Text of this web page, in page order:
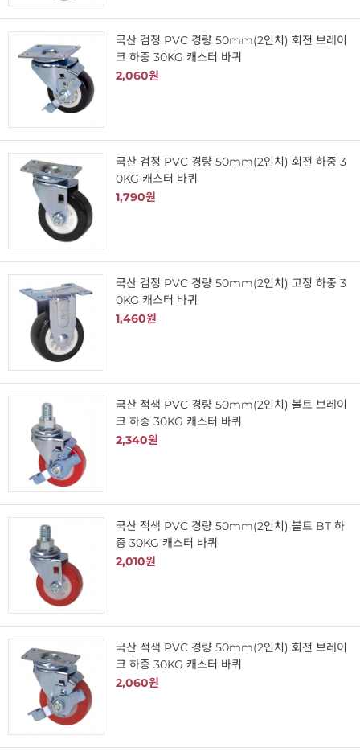
국산 검정 PVC 경량 50mm(2인치) 회전 브레이
크 하중 30KG 캐스터 바퀴
2,060원
국산 검정 PVC 경량 50mm(2인치) 회전 하중 3
0KG 캐스터 바퀴
1,790원
국산 검정 PVC 경량 50mm(2인치) 고정 하중 3
0KG 캐스터 바퀴
1,460원
국산 적색 PVC 경량 50mm(2인치) 볼트 브레이
크 하중 30KG 캐스터 바퀴
2,340원
국산 적색 PVC 경량 50mm(2인치) 볼트 BT 하
중 30KG 캐스터 바퀴
2,010원
국산 적색 PVC 경량 50mm(2인치) 회전 브레이
크 하중 30KG 캐스터 바퀴
2,060원